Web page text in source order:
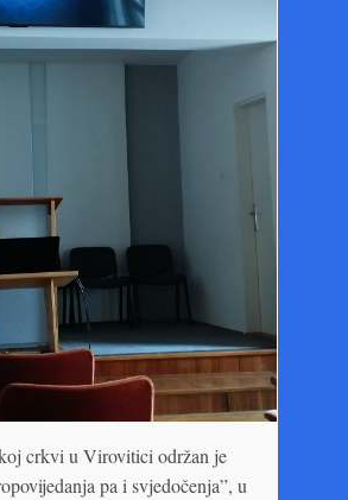
crkvi u Virovitici održan je
pa i svjedočenja”, u